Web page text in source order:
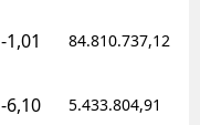
-1,01 84.810.737,12
-6,10 5.433.804,91